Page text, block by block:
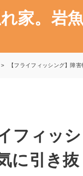
家。岩
【フライフィッシング】障
フィッ
に引き抜